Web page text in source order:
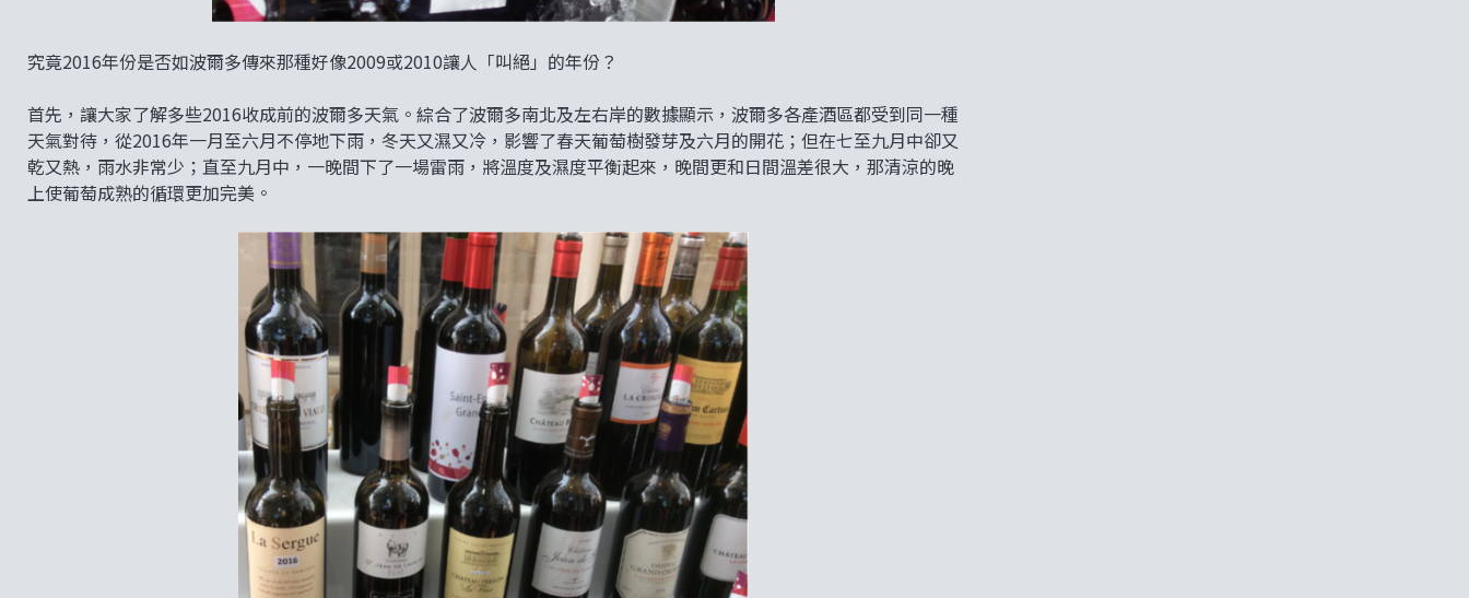
究竟2016年份是否如波爾多傳來那種好像2009或2010讓人「叫絕」的年份？
首先，讓大家了解多些2016收成前的波爾多天氣。綜合了波爾多南北及左右岸的數據顯示，波爾多各產酒區都受到同一種
天氣對待，從2016年一月至六月不停地下雨，冬天又濕又冷，影響了春天葡萄樹發芽及六月的開花；但在七至九月中卻又
乾又熱，雨水非常少；直至九月中，一晚間下了一場雷雨，將溫度及濕度平衡起來，晚間更和日間溫差很大，那清涼的晚
上使葡萄成熟的循環更加完美。